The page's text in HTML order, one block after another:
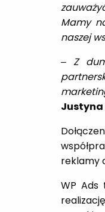
Mamy
naszej
– Z
Justyna
reklamy
WP Ads